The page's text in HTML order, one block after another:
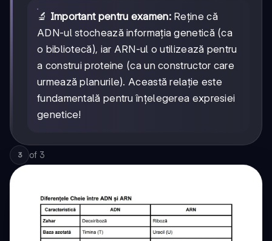
🔬 Important pentru examen:Reține că
ADN-ul stochează informația genetică (ca
o bibliotecă), iar ARN-ul o utilizează pentru
a construi proteine (ca un constructor care
urmează planurile). Această relație este
fundamentală pentru înțelegerea expresiei
genetice!
3 of 3